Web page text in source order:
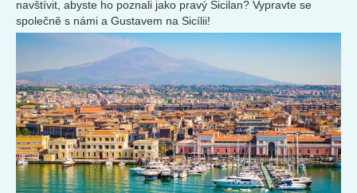
navštívit, abyste ho poznali jako pravý Sicilan? Vypravte se
společně s námi a Gustavem na Sicílii!